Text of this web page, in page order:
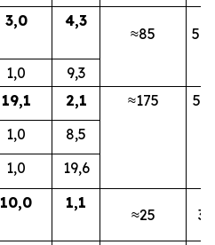
3,0 4,3
≈85
1,0
9,3
19,1 2,1 ≈175
1,0
8,5
1,0
19,6
10,0 1,1
≈25 3E